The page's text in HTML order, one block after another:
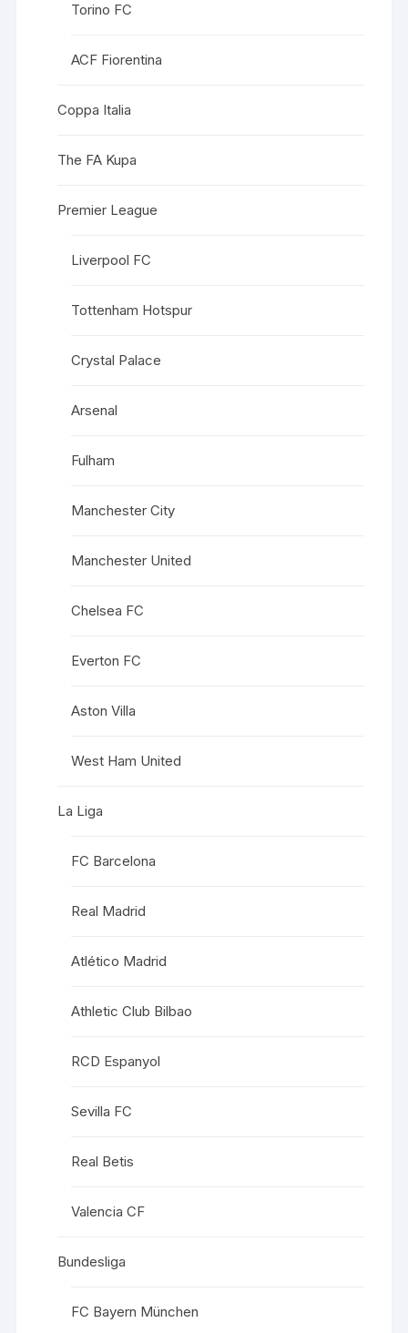
Torino FC
ACF Fiorentina
Coppa Italia
The FA Kupa
Premier League
Liverpool FC
Tottenham Hotspur
Crystal Palace
Arsenal
Fulham
Manchester City
Manchester United
Chelsea FC
Everton FC
Aston Villa
West Ham United
La Liga
FC Barcelona
Real Madrid
Atlético Madrid
Athletic Club Bilbao
RCD Espanyol
Sevilla FC
Real Betis
Valencia CF
Bundesliga
FC Bayern München